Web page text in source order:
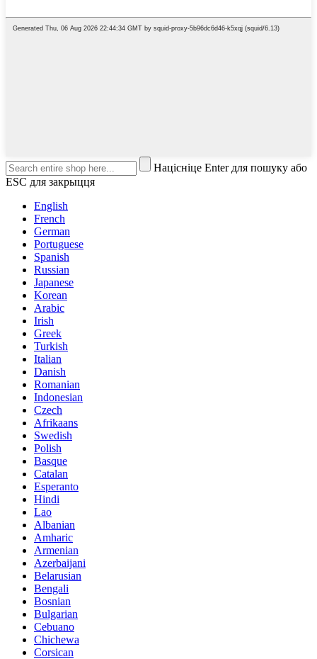
Націсніце Enter для пошуку або
ESC для закрыцця
English
French
German
Portuguese
Spanish
Russian
Japanese
Korean
Arabic
Irish
Greek
Turkish
Italian
Danish
Romanian
Indonesian
Czech
Afrikaans
Swedish
Polish
Basque
Catalan
Esperanto
Hindi
Lao
Albanian
Amharic
Armenian
Azerbaijani
Belarusian
Bengali
Bosnian
Bulgarian
Cebuano
Chichewa
Corsican